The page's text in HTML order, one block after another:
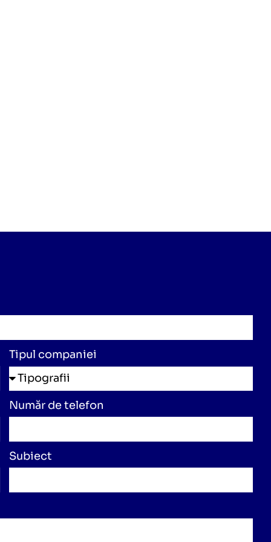
Tipul companiei
Număr de telefon
Subiect